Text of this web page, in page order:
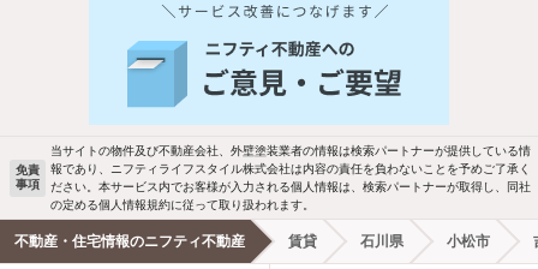
バス・トイレ別 2階以上
駐車場あり ペット相談
洗濯機置場あり 独立洗面台
エアコンあり 都市ガス
免責
事項
当サイトの物件及び不動産会社、外壁塗装業者の情報は検索パートナーが提供している情
報であり、ニフティライフスタイル株式会社は内容の責任を負わないことを予めご了承く
ださい。本サービス内でお客様が入力される個人情報は、検索パートナーが取得し、同社
の定める個人情報規約に従って取り扱われます。
不動産・住宅情報のニフティ不動産 賃貸 石川県 小松市